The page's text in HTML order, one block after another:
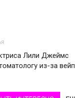
Лили Джеймс
из-за